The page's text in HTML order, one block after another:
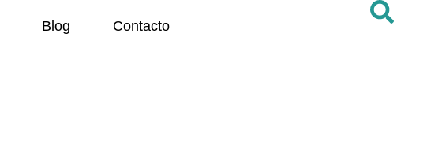
Blog Contacto